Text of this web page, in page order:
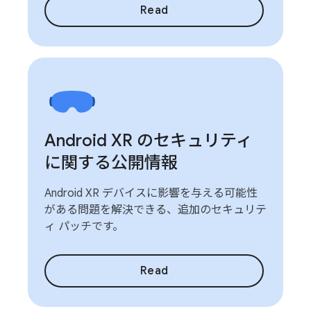
Read
Android XR のセキュリティ
に関する公開情報
Android XR デバイスに影響を与える可能性
がある問題を解決できる、追加のセキュリテ
ィ パッチです。
Read